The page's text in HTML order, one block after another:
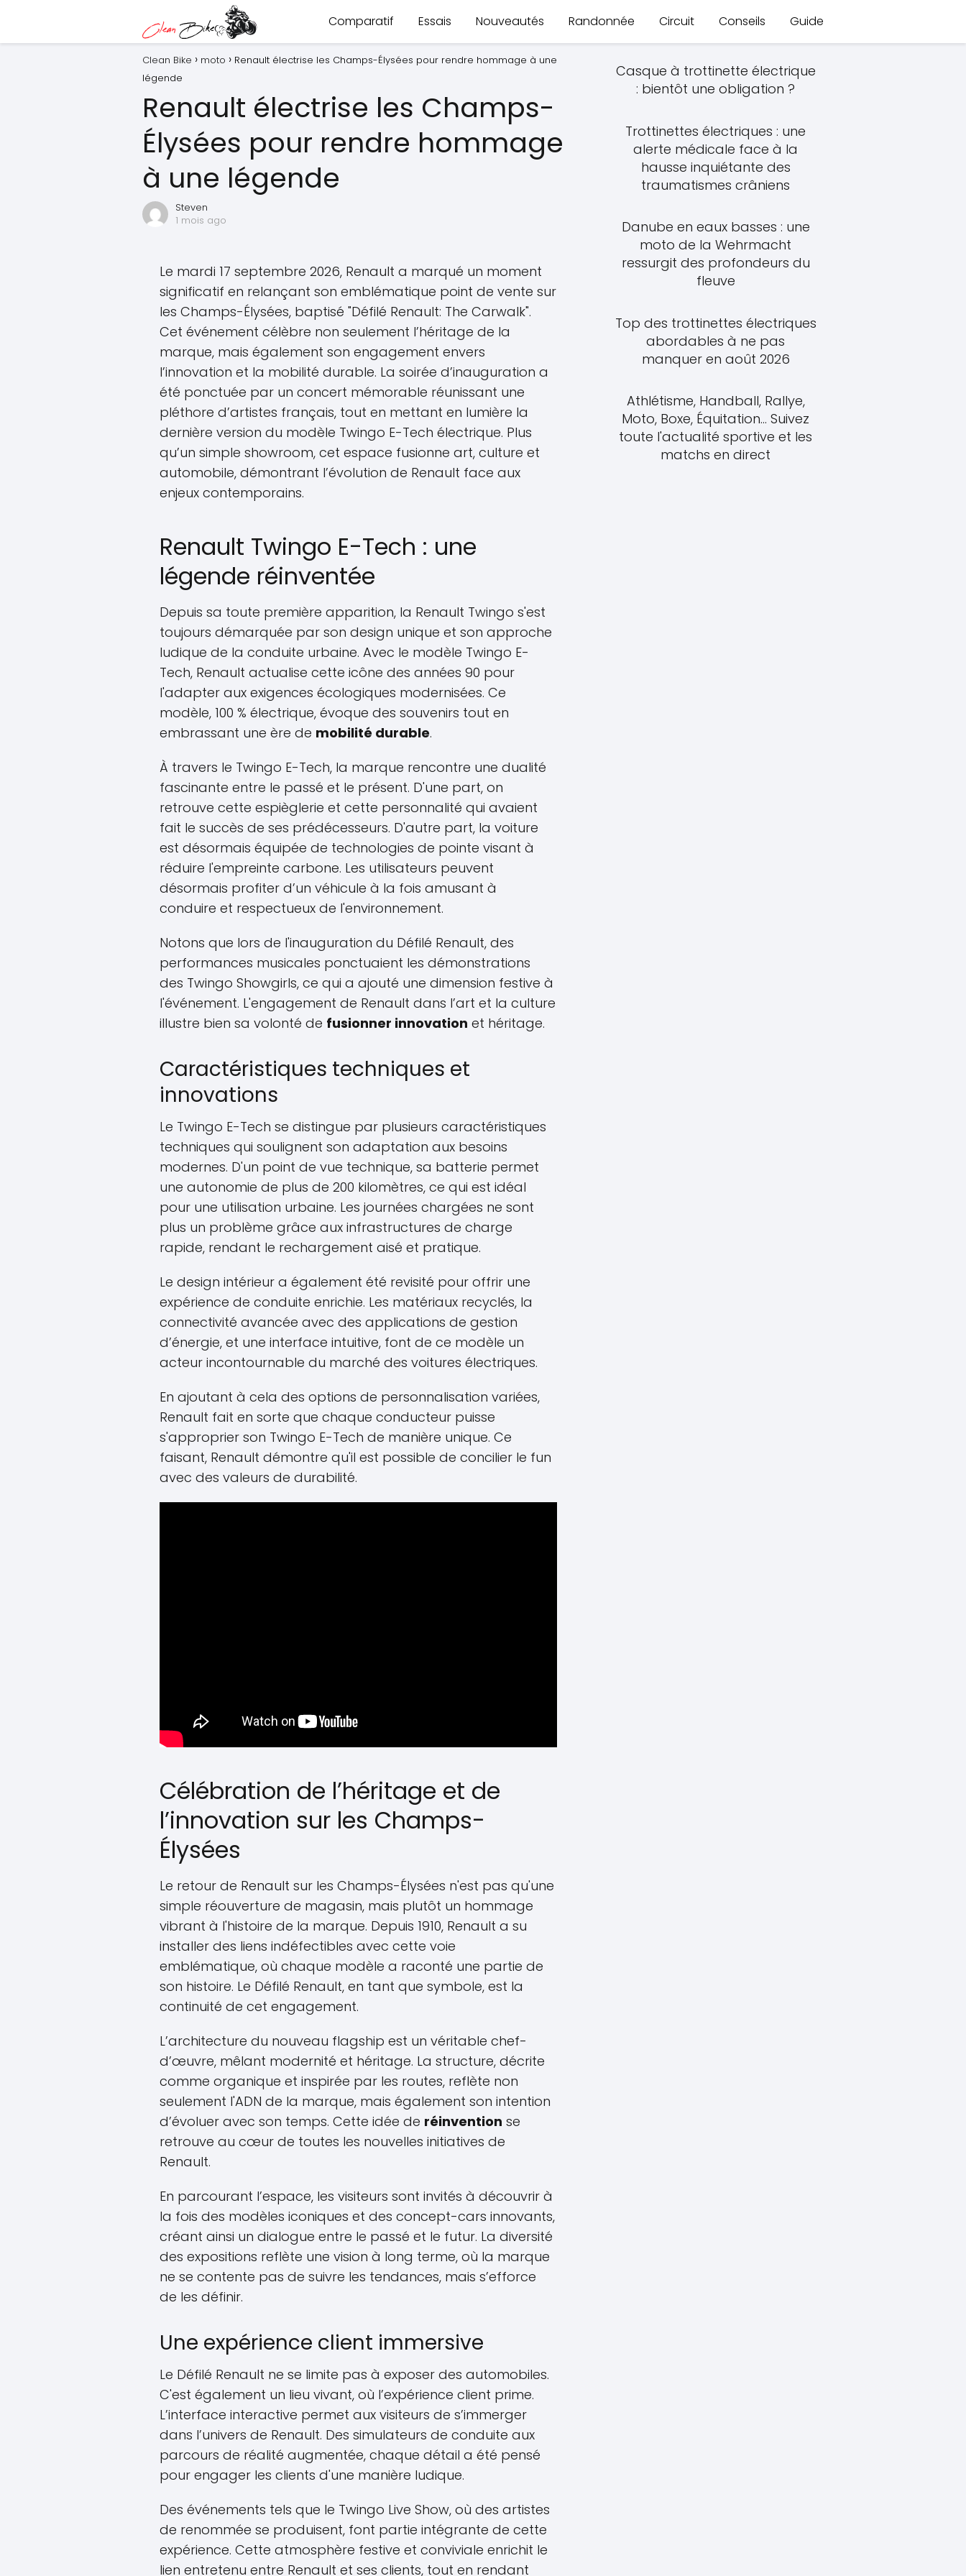
Comparatif Essais Nouveautés Randonnée Circuit Conseils Guide
Clean Bike moto
Renault électrise les Champs-Élysées pour rendre hommage à une
légende
Renault électrise les Champs-
Élysées pour rendre hommage
à une légende
Steven
1 mois ago
Le mardi 17 septembre 2026, Renault a marqué un moment
significatif en relançant son emblématique point de vente sur
les Champs-Élysées, baptisé "Défilé Renault: The Carwalk".
Cet événement célèbre non seulement l’héritage de la
marque, mais également son engagement envers
l’innovation et la mobilité durable. La soirée d’inauguration a
été ponctuée par un concert mémorable réunissant une
pléthore d’artistes français, tout en mettant en lumière la
dernière version du modèle Twingo E-Tech électrique. Plus
qu’un simple showroom, cet espace fusionne art, culture et
automobile, démontrant l’évolution de Renault face aux
enjeux contemporains.
Renault Twingo E-Tech : une
légende réinventée
Depuis sa toute première apparition, la Renault Twingo s'est
toujours démarquée par son design unique et son approche
ludique de la conduite urbaine. Avec le modèle Twingo E-
Tech, Renault actualise cette icône des années 90 pour
l'adapter aux exigences écologiques modernisées. Ce
modèle, 100 % électrique, évoque des souvenirs tout en
embrassant une ère de mobilité durable.
À travers le Twingo E-Tech, la marque rencontre une dualité
fascinante entre le passé et le présent. D'une part, on
retrouve cette espièglerie et cette personnalité qui avaient
fait le succès de ses prédécesseurs. D'autre part, la voiture
est désormais équipée de technologies de pointe visant à
réduire l'empreinte carbone. Les utilisateurs peuvent
désormais profiter d’un véhicule à la fois amusant à
conduire et respectueux de l'environnement.
Notons que lors de l'inauguration du Défilé Renault, des
performances musicales ponctuaient les démonstrations
des Twingo Showgirls, ce qui a ajouté une dimension festive à
l'événement. L'engagement de Renault dans l’art et la culture
illustre bien sa volonté de fusionner innovation et héritage.
Caractéristiques techniques et
innovations
Le Twingo E-Tech se distingue par plusieurs caractéristiques
techniques qui soulignent son adaptation aux besoins
modernes. D'un point de vue technique, sa batterie permet
une autonomie de plus de 200 kilomètres, ce qui est idéal
pour une utilisation urbaine. Les journées chargées ne sont
plus un problème grâce aux infrastructures de charge
rapide, rendant le rechargement aisé et pratique.
Le design intérieur a également été revisité pour offrir une
expérience de conduite enrichie. Les matériaux recyclés, la
connectivité avancée avec des applications de gestion
d’énergie, et une interface intuitive, font de ce modèle un
acteur incontournable du marché des voitures électriques.
En ajoutant à cela des options de personnalisation variées,
Renault fait en sorte que chaque conducteur puisse
s'approprier son Twingo E-Tech de manière unique. Ce
faisant, Renault démontre qu'il est possible de concilier le fun
avec des valeurs de durabilité.
Célébration de l’héritage et de
l’innovation sur les Champs-
Élysées
Le retour de Renault sur les Champs-Élysées n'est pas qu'une
simple réouverture de magasin, mais plutôt un hommage
vibrant à l'histoire de la marque. Depuis 1910, Renault a su
installer des liens indéfectibles avec cette voie
emblématique, où chaque modèle a raconté une partie de
son histoire. Le Défilé Renault, en tant que symbole, est la
continuité de cet engagement.
L’architecture du nouveau flagship est un véritable chef-
d’œuvre, mêlant modernité et héritage. La structure, décrite
comme organique et inspirée par les routes, reflète non
seulement l'ADN de la marque, mais également son intention
d’évoluer avec son temps. Cette idée de réinvention se
retrouve au cœur de toutes les nouvelles initiatives de
Renault.
En parcourant l’espace, les visiteurs sont invités à découvrir à
la fois des modèles iconiques et des concept-cars innovants,
créant ainsi un dialogue entre le passé et le futur. La diversité
des expositions reflète une vision à long terme, où la marque
ne se contente pas de suivre les tendances, mais s’efforce
de les définir.
Une expérience client immersive
Le Défilé Renault ne se limite pas à exposer des automobiles.
C'est également un lieu vivant, où l’expérience client prime.
L’interface interactive permet aux visiteurs de s’immerger
dans l’univers de Renault. Des simulateurs de conduite aux
parcours de réalité augmentée, chaque détail a été pensé
pour engager les clients d'une manière ludique.
Des événements tels que le Twingo Live Show, où des artistes
de renommée se produisent, font partie intégrante de cette
expérience. Cette atmosphère festive et conviviale enrichit le
lien entretenu entre Renault et ses clients, tout en rendant
Casque à trottinette électrique
: bientôt une obligation ?
Trottinettes électriques : une
alerte médicale face à la
hausse inquiétante des
traumatismes crâniens
Danube en eaux basses : une
moto de la Wehrmacht
ressurgit des profondeurs du
fleuve
Top des trottinettes électriques
abordables à ne pas
manquer en août 2026
Athlétisme, Handball, Rallye,
Moto, Boxe, Équitation... Suivez
toute l'actualité sportive et les
matchs en direct